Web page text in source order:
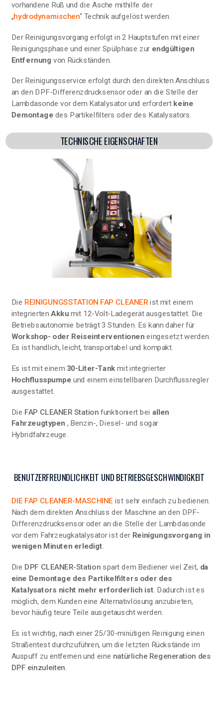
vorhandene Ruß und die Asche mithilfe der
„hydrodynamischen“ Technik aufgelöst werden.
Der Reinigungsvorgang erfolgt in 2 Hauptstufen mit einer
Reinigungsphase und einer Spülphase zur endgültigen
Entfernung von Rückständen.
Der Reinigungsservice erfolgt durch den direkten Anschluss
an den DPF-Differenzdrucksensor oder an die Stelle der
Lambdasonde vor dem Katalysator und erfordert keine
Demontage des Partikelfilters oder des Katalysators.
TECHNISCHE EIGENSCHAFTEN
Die REINIGUNGSSTATION FAP CLEANER ist mit einem
integriertenAkku mit 12-Volt-Ladegerät ausgestattet. Die
Betriebsautonomie beträgt 3 Stunden. Es kann daher für
Workshop- oder Reiseinterventionen eingesetzt werden.
Es ist handlich, leicht, transportabel und kompakt.
Es ist mit einem 30-Liter-Tank mit integrierter
Hochflusspumpe und einem einstellbaren Durchflussregler
ausgestattet.
Die FAP CLEANER Station funktioniert bei allen
Fahrzeugtypen , Benzin-, Diesel- und sogar
Hybridfahrzeuge.
BENUTZERFREUNDLICHKEIT UND BETRIEBSGESCHWINDIGKEIT
DIE FAP CLEANER-MASCHINE ist sehr einfach zu bedienen.
Nach dem direkten Anschluss der Maschine an den DPF-
Differenzdrucksensor oder an die Stelle der Lambdasonde
vor dem Fahrzeugkatalysator ist der Reinigungsvorgang in
wenigen Minuten erledigt.
Die DPF CLEANER-Station spart dem Bediener viel Zeit, da
eine Demontage des Partikelfilters oder des
Katalysators nicht mehr erforderlich ist . Dadurch ist es
möglich, dem Kunden eine Alternativlösung anzubieten,
bevor häufig teure Teile ausgetauscht werden.
Es ist wichtig, nach einer 25/30-minütigen Reinigung einen
Straßentest durchzuführen, um die letzten Rückstände im
Auspuff zu entfernen und eine natürliche Regeneration des
DPF einzuleiten